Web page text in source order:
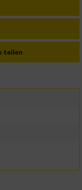
teilen